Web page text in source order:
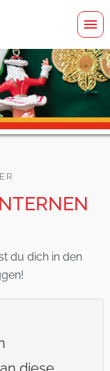
du dich in den